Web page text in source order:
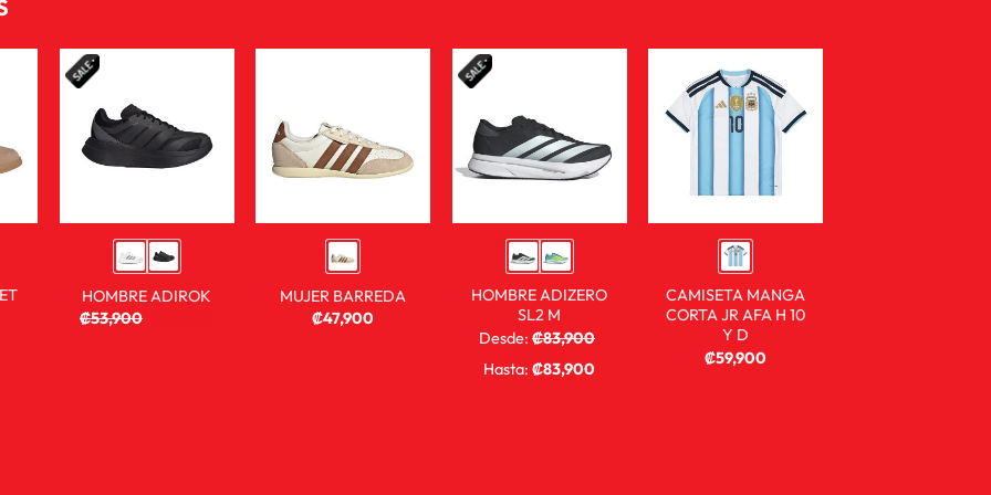
HOMBRE ADIROK
₡53,900
MUJER BARREDA
₡47,900
HOMBRE ADIZERO
SL2 M
Desde:₡83,900
59,900
Hasta:₡83,900
CAMISETA MANGA
CORTA JR AFA H 10
Y D
₡59,900